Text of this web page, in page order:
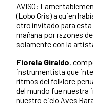
AVISO:
(Lobo Gris) a quien
otro invitado para
mañana por razones
solamente con la
Fiorela Giraldo,
instrumentista que
ritmos del folklore
del mundo fue nuestra
nuestro ciclo Aves